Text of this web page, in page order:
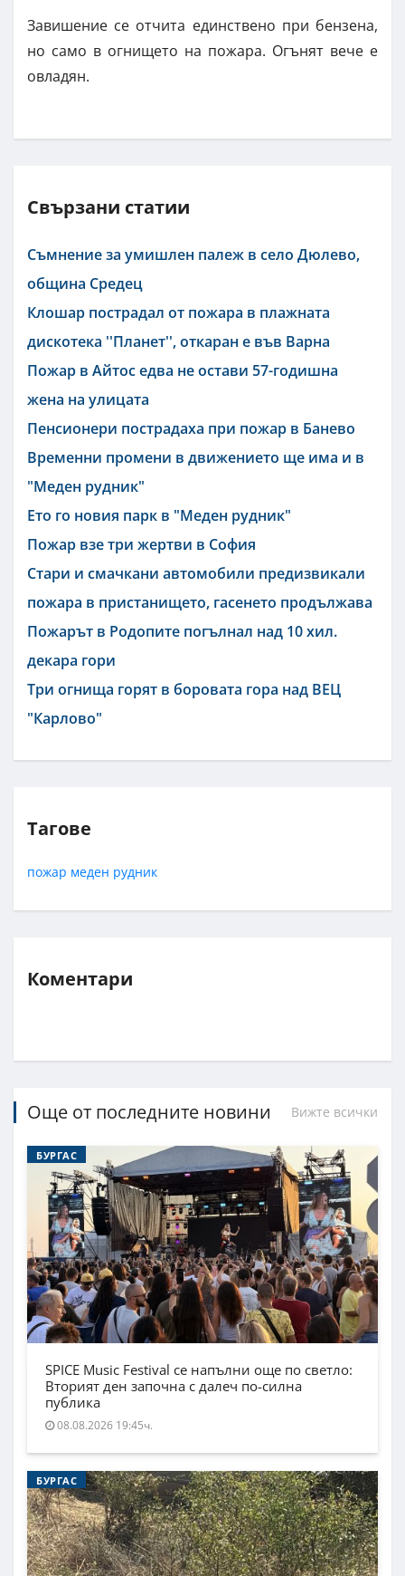
Завишение се отчита единствено при бензена,
но само в огнището на пожара. Огънят вече е
овладян.
Свързани статии
Съмнение за умишлен палеж в село Дюлево,
община Средец
Клошар пострадал от пожара в плажната
дискотека ''Планет'', откаран е във Варна
Пожар в Айтос едва не остави 57-годишна
жена на улицата
Пенсионери пострадаха при пожар в Банево
Временни промени в движението ще има и в
"Меден рудник"
Ето го новия парк в "Меден рудник"
Пожар взе три жертви в София
Стари и смачкани автомобили предизвикали
пожара в пристанището, гасенето продължава
Пожарът в Родопите погълнал над 10 хил.
декара гори
Три огнища горят в боровата гора над ВЕЦ
"Карлово"
Тагове
пожар меден рудник
Коментари
Още от последните новини Вижте всички
БУРГАС
SPICE Music Festival се напълни още по светло:
Вторият ден започна с далеч по-силна
публика
08.08.2026 19:45ч.
БУРГАС